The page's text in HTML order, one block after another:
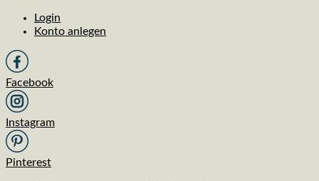
Login
Konto anlegen
Facebook
Instagram
Pinterest